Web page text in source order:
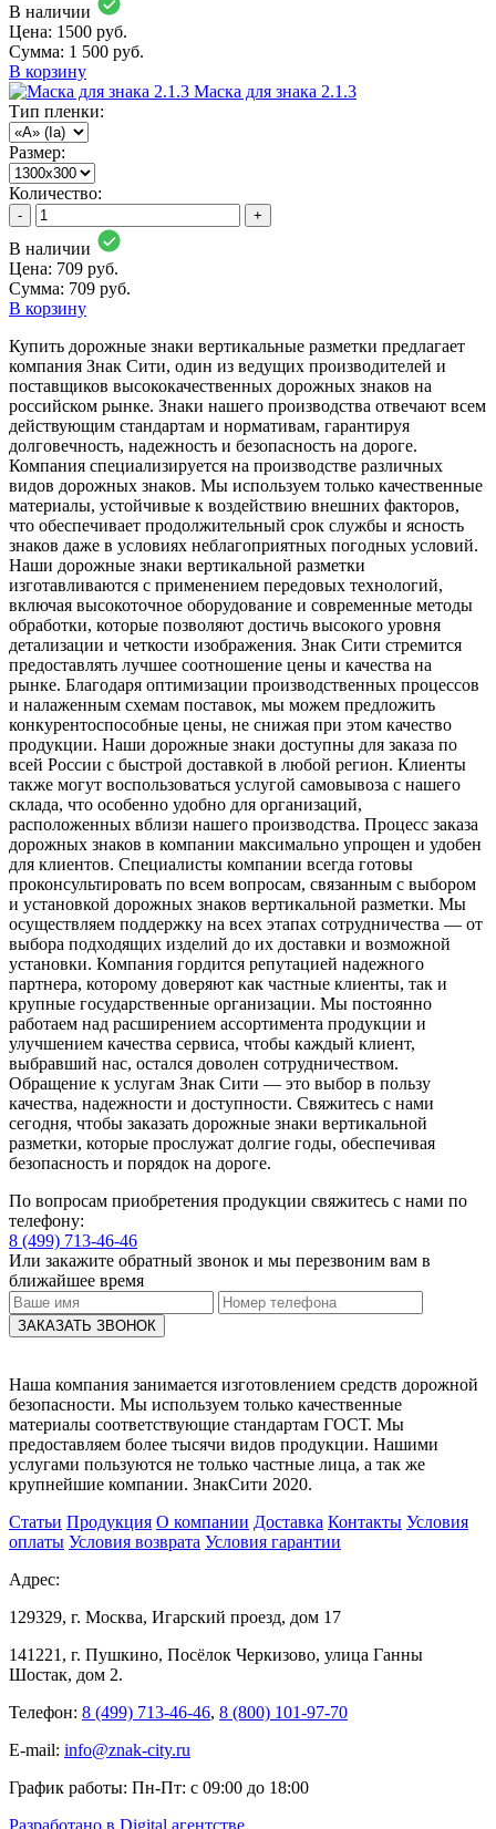
В наличии
Цена: 1500 руб.
Сумма: 1 500 руб.
В корзину
Маска для знака 2.1.3
Тип пленки:
Размер:
Количество:
- +
В наличии
Цена: 709 руб.
Сумма: 709 руб.
В корзину
Купить дорожные знаки вертикальные разметки предлагает
компания Знак Сити, один из ведущих производителей и
поставщиков высококачественных дорожных знаков на
российском рынке. Знаки нашего производства отвечают всем
действующим стандартам и нормативам, гарантируя
долговечность, надежность и безопасность на дороге.
Компания специализируется на производстве различных
видов дорожных знаков. Мы используем только качественные
материалы, устойчивые к воздействию внешних факторов,
что обеспечивает продолжительный срок службы и ясность
знаков даже в условиях неблагоприятных погодных условий.
Наши дорожные знаки вертикальной разметки
изготавливаются с применением передовых технологий,
включая высокоточное оборудование и современные методы
обработки, которые позволяют достичь высокого уровня
детализации и четкости изображения. Знак Сити стремится
предоставлять лучшее соотношение цены и качества на
рынке. Благодаря оптимизации производственных процессов
и налаженным схемам поставок, мы можем предложить
конкурентоспособные цены, не снижая при этом качество
продукции. Наши дорожные знаки доступны для заказа по
всей России с быстрой доставкой в любой регион. Клиенты
также могут воспользоваться услугой самовывоза с нашего
склада, что особенно удобно для организаций,
расположенных вблизи нашего производства. Процесс заказа
дорожных знаков в компании максимально упрощен и удобен
для клиентов. Специалисты компании всегда готовы
проконсультировать по всем вопросам, связанным с выбором
и установкой дорожных знаков вертикальной разметки. Мы
осуществляем поддержку на всех этапах сотрудничества — от
выбора подходящих изделий до их доставки и возможной
установки. Компания гордится репутацией надежного
партнера, которому доверяют как частные клиенты, так и
крупные государственные организации. Мы постоянно
работаем над расширением ассортимента продукции и
улучшением качества сервиса, чтобы каждый клиент,
выбравший нас, остался доволен сотрудничеством.
Обращение к услугам Знак Сити — это выбор в пользу
качества, надежности и доступности. Свяжитесь с нами
сегодня, чтобы заказать дорожные знаки вертикальной
разметки, которые прослужат долгие годы, обеспечивая
безопасность и порядок на дороге.
По вопросам приобретения продукции свяжитесь с нами по
телефону:
8 (499) 713-46-46
Или закажите обратный звонок и мы перезвоним вам в
ближайшее время
ЗАКАЗАТЬ ЗВОНОК
Наша компания занимается изготовлением средств дорожной
безопасности. Мы используем только качественные
материалы соответствующие стандартам ГОСТ. Мы
предоставляем более тысячи видов продукции. Нашими
услугами пользуются не только частные лица, а так же
крупнейшие компании. ЗнакСити 2020.
Статьи Продукция О компании Доставка Контакты Условия
оплаты Условия возврата Условия гарантии
Адрес:
129329, г. Москва, Игарский проезд, дом 17
141221 , г. Пушкино, Посёлок Черкизово, улица Ганны
Шостак, дом 2.
Телефон: 8 (499) 713-46-46, 8 (800) 101-97-70
E-mail: info@znak-city.ru
График работы: Пн-Пт: с 09:00 до 18:00
Разработано в Digital агентстве